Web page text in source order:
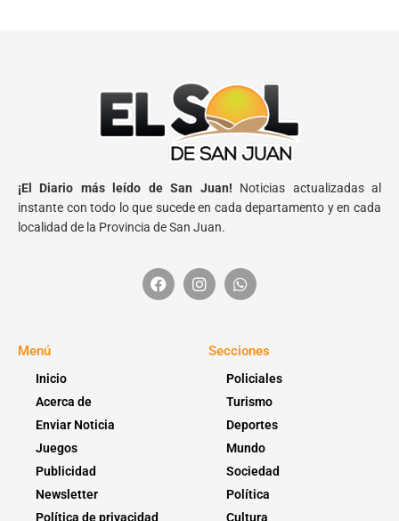
¡El Diario más leído de San Juan! Noticias actualizadas al
instante con todo lo que sucede en cada departamento y en cada
localidad de la Provincia de San Juan.
Menú
Inicio
Acerca de
Enviar Noticia
Juegos
Publicidad
Newsletter
Política de privacidad
Secciones
Policiales
Turismo
Deportes
Mundo
Sociedad
Política
Cultura